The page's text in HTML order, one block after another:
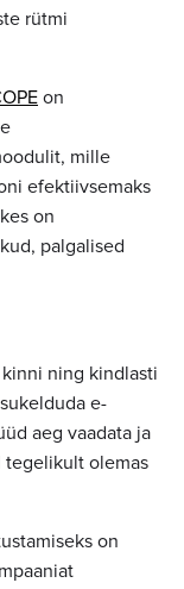
rütmi
on
mille
efektiivsemaks
on
palgalised
ning kindlasti
e-
aeg vaadata ja
tegelikult olemas
on